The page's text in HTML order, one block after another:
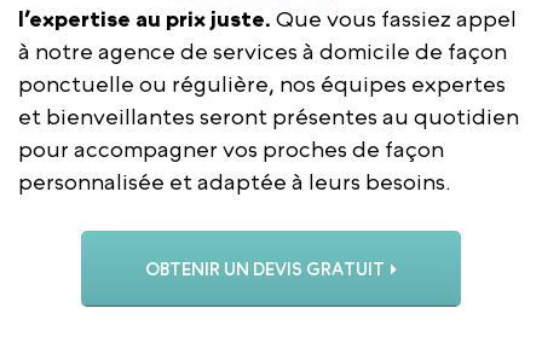
l’expertise au prix juste. Que vous fassiez appel
à notre agence de services à domicile de façon
ponctuelle ou régulière, nos équipes expertes
et bienveillantes seront présentes au quotidien
pour accompagner vos proches de façon
personnalisée et adaptée à leurs besoins.
OBTENIR UN DEVIS GRATUIT